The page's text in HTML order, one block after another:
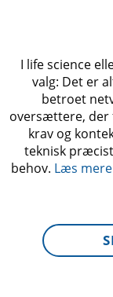
I life science
valg: Det er
betroet
oversættere, der
krav og
teknisk
behov. Læs